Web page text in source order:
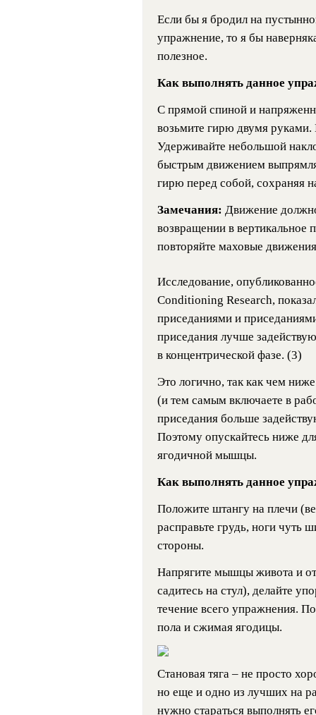
Если бы я бродил на
упражнение, то я бы
полезное.
Как выполнять данное
С прямой спиной и
возьмите гирю двумя
Удерживайте небольшой
быстрым движением
гирю перед собой, сохраняя
Замечания: Движение
возвращении в вертикальное
повторяйте маховые
Исследование,
Conditioning Research,
приседаниями и
приседания лучше
в концентрической фазе. (3)
Это логично, так как чем
(и тем самым включаете в
приседания больше
Поэтому опускайтесь ниже
ягодичной мышцы.
Как выполнять данное
Положите штангу на плечи
расправьте грудь, ноги чуть
стороны.
Напрягите мышцы живота и
садитесь на стул), делайте
течение всего упражнения.
пола и сжимая ягодицы.
Становая тяга – не просто
но еще и одно из лучших на
нужно стараться выполнять